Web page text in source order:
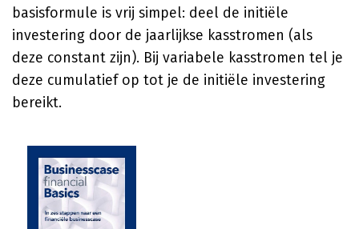
basisformule is vrij simpel: deel de initiële
investering door de jaarlijkse kasstromen (als
deze constant zijn). Bij variabele kasstromen tel je
deze cumulatief op tot je de initiële investering
bereikt.